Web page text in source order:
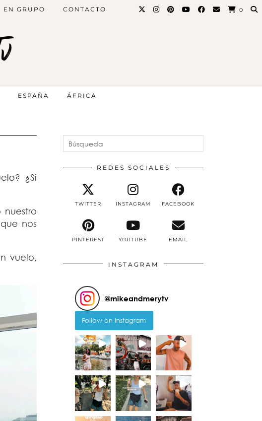
EN GRUPO CONTACTO 0
ESPAÑA ÁFRICA
¿Si
nos
vuelo,
REDES SOCIALES
TWITTER INSTAGRAM FACEBOOK
PINTEREST YOUTUBE EMAIL
INSTAGRAM
@mikeandmerytv
Follow on Instagram